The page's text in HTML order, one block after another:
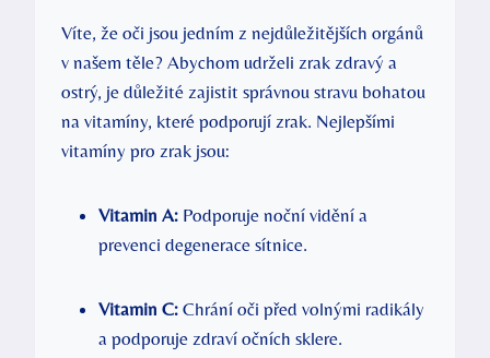
Víte, že oči jsou jedním z nejdůležitějších orgánů
v našem těle? Abychom udrželi zrak zdravý a
ostrý, je důležité zajistit správnou stravu bohatou
na vitamíny, které podporují zrak. Nejlepšími
vitamíny pro zrak jsou:
Vitamin A: Podporuje noční vidění a
prevenci degenerace sítnice.
Vitamin C: Chrání oči před volnými radikály
a podporuje zdraví očních sklere.